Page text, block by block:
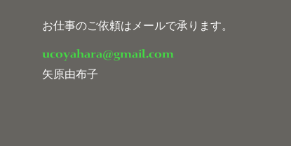
お仕事のご依頼はメールで承ります。
ucoyahara@gmail.com
矢原由布子